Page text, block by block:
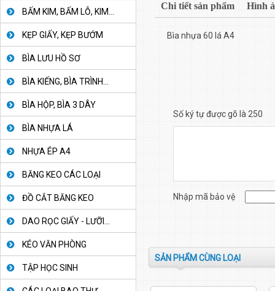
BẤM KIM, BẤM LỖ, KIM...
KẸP GIẤY, KẸP BƯỚM
BÌA LƯU HỒ SƠ
BÌA KIẾNG, BÌA TRÌNH...
BÌA HỘP, BÌA 3 DÂY
BÌA NHỰA LÁ
NHỰA ÉP A4
BĂNG KEO CÁC LOẠI
ĐỒ CẮT BĂNG KEO
DAO RỌC GIẤY - LƯỠI...
KÉO VĂN PHÒNG
TẬP HỌC SINH
Chi tiết sản phẩm Hình
Bìa nhựa 60 lá A4
Số ký tự được gõ là 250
Nhập mã bảo vệ
SẢN PHẨM CÙNG LOẠI